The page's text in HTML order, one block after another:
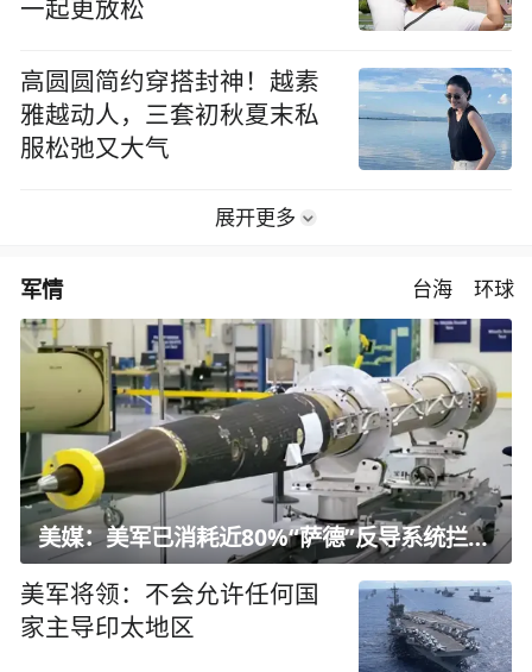
一起更放松
高圆圆简约穿搭封神！越素
雅越动人，三套初秋夏末私
服松弛又大气
展开更多
军情 台海 环球
美媒：美军已消耗近80%“萨德”反导系统拦截弹
美军将领：不会允许任何国
家主导印太地区